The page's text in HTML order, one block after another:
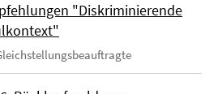
"Diskriminierende